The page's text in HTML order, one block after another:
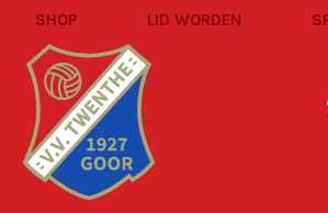
SHOP LID WORDEN